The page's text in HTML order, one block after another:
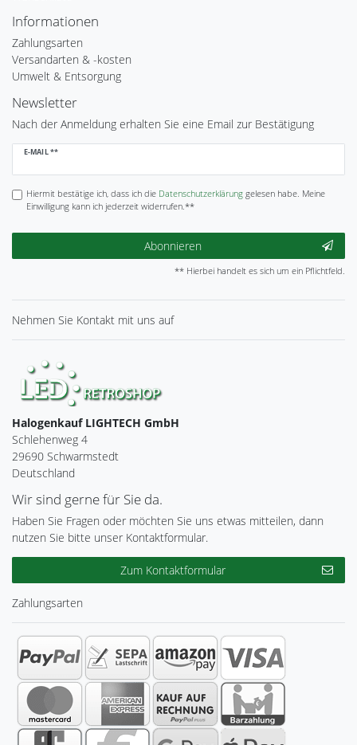
Informationen
Zahlungsarten
Versandarten & -kosten
Umwelt & Entsorgung
Newsletter
Nach der Anmeldung erhalten Sie eine Email zur Bestätigung
E-MAIL **
Newsletter
Hiermit bestätige ich, dass ich die Daten­schutz­erklärunggelesen habe. Meine
Einwilligung kann ich jederzeit widerrufen.**
Abonnieren
** Hierbei handelt es sich um ein Pflichtfeld.
Nehmen Sie Kontakt mit uns auf
Halogenkauf LIGHTECH GmbH
Schlehenweg 4
29690 Schwarmstedt
Deutschland
Wir sind gerne für Sie da.
Haben Sie Fragen oder möchten Sie uns etwas mitteilen, dann
nutzen Sie bitte unser Kontaktformular.
Zum Kontaktformular
Zahlungsarten